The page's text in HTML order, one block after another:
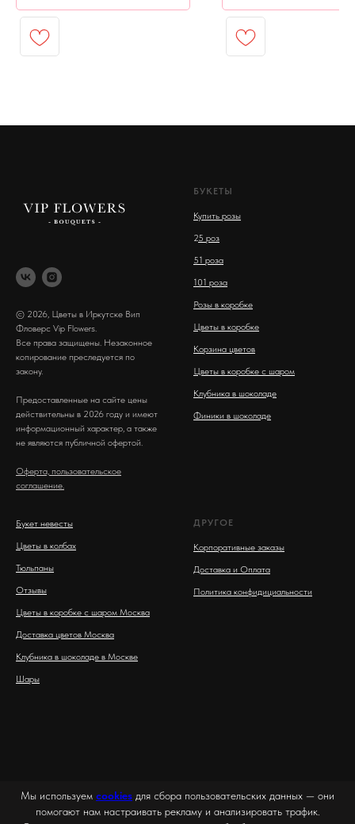
© 2026, Цветы в Иркутске Вип
Фловерс Vip Flowers.
Все права защищены. Незаконное
копирование преследуется по
закону.
Предоставленные на сайте цены
действительны в 2026 году и имеют
информационный характер, а также
не являются публичной офертой.
Оферта, пользовательское
соглашение.
БУКЕТЫ
Купить розы
25 роз
51 роза
101 роза
Розы в коробке
Цветы в коробке
Корзина цветов
Цветы в коробке с шаром
Клубника в шоколаде
Финики в шоколаде
Букет невесты
Цветы в колбах
Тюльпаны
Отзывы
Цветы в коробке с шаром Москва
Доставка цветов Москва
Клубника в шоколаде в Москве
Шары
ДРУГОЕ
Корпоративные заказы
Доставка и Оплата
Политика конфидициальности
Мы используем cookies для сбора пользовательских данных — они
помогают нам настраивать рекламу и анализировать трафик.